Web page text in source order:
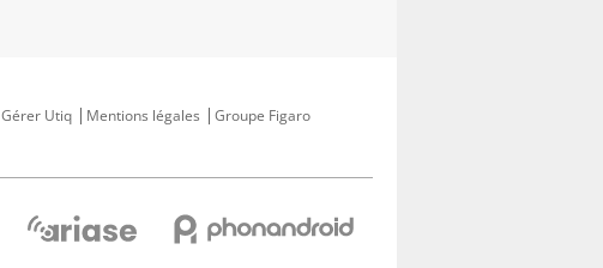
Gérer Utiq Mentions légales
Groupe Figaro